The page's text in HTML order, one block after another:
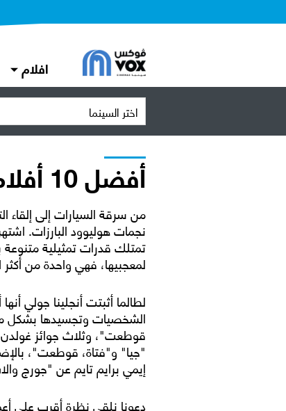
افلام
اختر السينما
أفضل 10 أفلام لأنجلينا جولي على الإطلاق
من سرقة السيارات إلى إلقاء
نجمات هوليوود البارزات.
تمتلك قدرات تمثيلية
لمعجبيها، فهي واحدة من
لطالما أثبتت أنجلينا جولي
الشخصيات وتجسيدها بشكل
قوطعت"، وثلاث جوائز
"جيا" و"فتاة، قوطعت"،
إيمي برايم تايم عن "جورج